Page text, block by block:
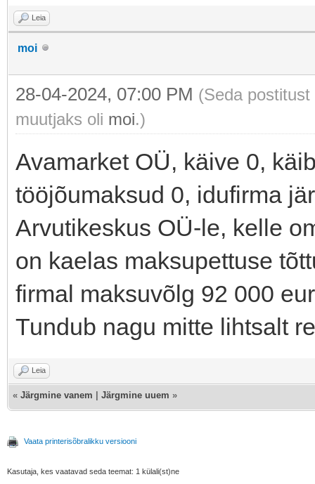
Leia
moi
28-04-2024, 07:00 PM (Seda
muutjaks oli moi.)
Avamarket OÜ, käive 0,
tööjõumaksud 0, idufirma
Arvutikeskus OÜ-le, kelle
on kaelas maksupettuse
firmal maksuvõlg 92 000
Tundub nagu mitte lihtsalt
Leia
« Järgmine vanem | Järgmine uuem »
Vaata printerisõbralikku versiooni
Kasutaja, kes vaatavad seda teemat: 1 külali(st)ne